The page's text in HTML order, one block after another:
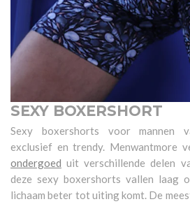
SEXY BOXERSHORT
Sexy boxershorts voor mannen
exclusief en trendy. Menwantmore
ondergoed uit verschillende delen
deze sexy boxershorts vallen laag
lichaam beter tot uiting komt. De